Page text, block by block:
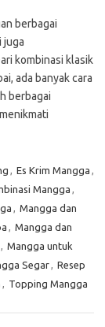
berbagai
juga
kombinasi klasik
ada banyak cara
berbagai
, Es Krim Mangga ,
Mangga ,
, Mangga dan
, Mangga dan
, Mangga untuk
Segar, Resep
, Topping Mangga